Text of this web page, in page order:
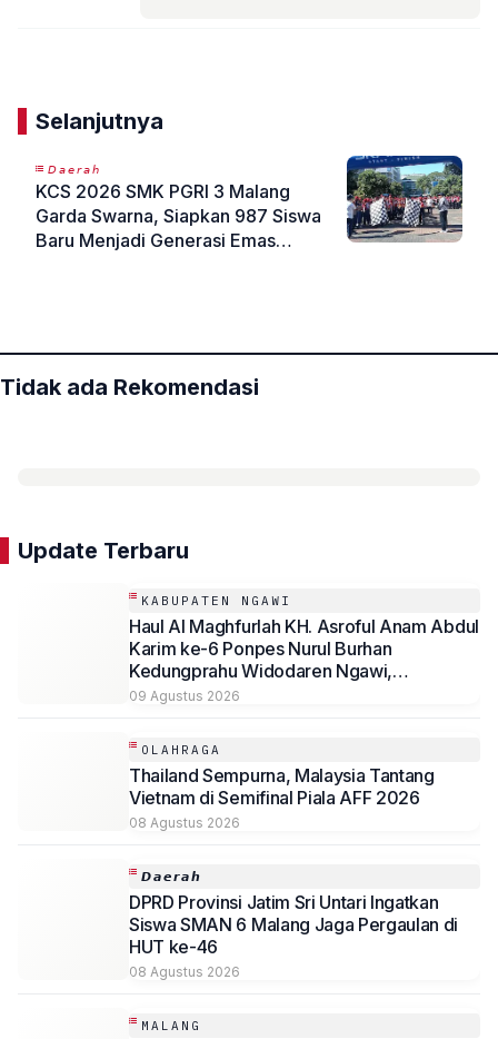
Selanjutnya
𝘋𝘢𝘦𝘳𝘢𝘩
KCS 2026 SMK PGRI 3 Malang
Garda Swarna, Siapkan 987 Siswa
Baru Menjadi Generasi Emas
Tidak ada Rekomendasi
Update Terbaru
KABUPATEN NGAWI
Haul Al Maghfurlah KH. Asroful Anam Abdul
Karim ke-6 Ponpes Nurul Burhan
Kedungprahu Widodaren Ngawi,
Kesempatan Lelang Wakaf Masih Berlanjut
09 Agustus 2026
OLAHRAGA
Thailand Sempurna, Malaysia Tantang
Vietnam di Semifinal Piala AFF 2026
08 Agustus 2026
𝘿𝙖𝙚𝙧𝙖𝙝
DPRD Provinsi Jatim Sri Untari Ingatkan
Siswa SMAN 6 Malang Jaga Pergaulan di
HUT ke-46
08 Agustus 2026
MALANG